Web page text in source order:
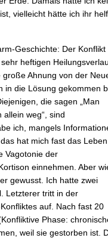
vielleicht hätte ich ihr
Geschichte: Der Konflikt
heftigen
Ahnung von der
in die Lösung gekommen
die sagen „Man
weg“, sind
ich, mangels
hat mich fast das Leben
Vagotonie der
einnehmen. Aber
gewusst. Ich hatte zwei
Letzterer tritt in der
auf. Nach fast 20
Phase:
weil sie gestorben ist.